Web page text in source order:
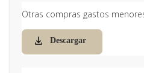
Otras compras gastos
Descargar